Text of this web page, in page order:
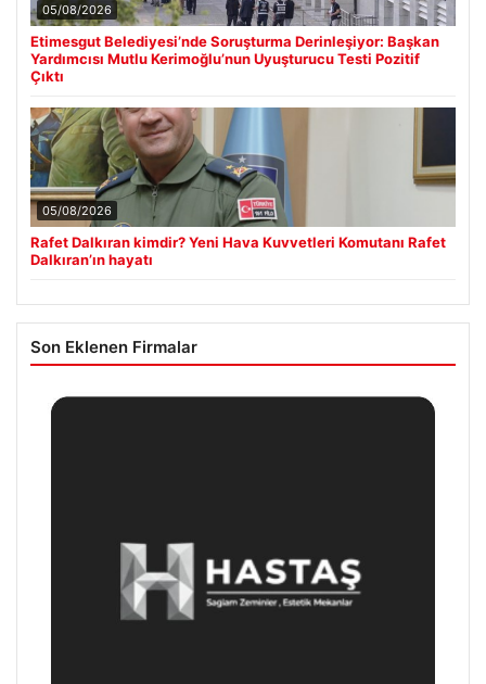
05/08/2026
Etimesgut Belediyesi’nde Soruşturma Derinleşiyor: Başkan
Yardımcısı Mutlu Kerimoğlu’nun Uyuşturucu Testi Pozitif
Çıktı
05/08/2026
Rafet Dalkıran kimdir? Yeni Hava Kuvvetleri Komutanı Rafet
Dalkıran’ın hayatı
Son Eklenen Firmalar